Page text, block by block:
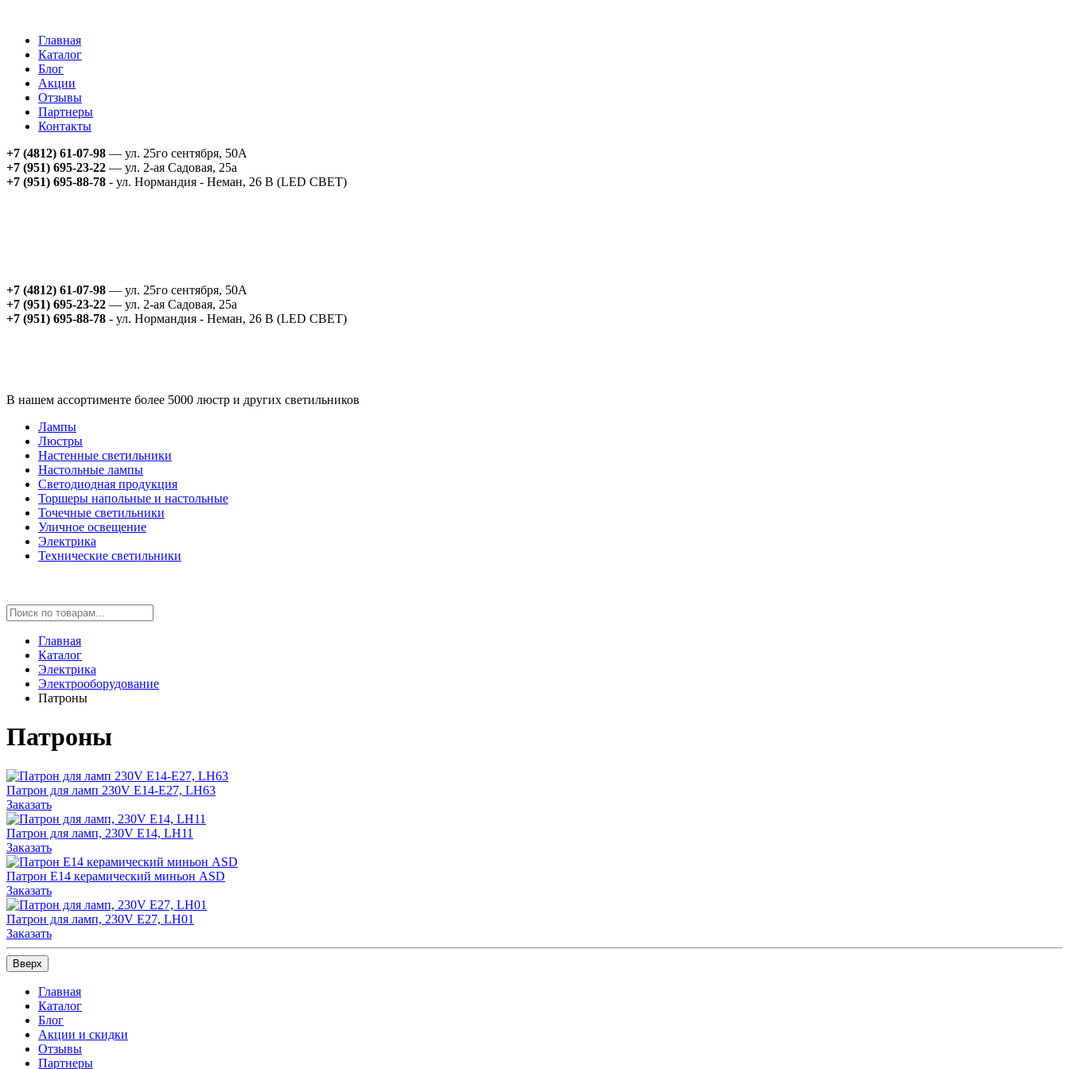
Главная
Каталог
Блог
Акции
Отзывы
Партнеры
Контакты
+7 (4812) 61-07-98 — ул. 25го сентября, 50А
+7 (951) 695-23-22 — ул. 2-ая Садовая, 25а
+7 (951) 695-88-78 - ул. Нормандия - Неман, 26 В (LED СВЕТ)
+7 (4812) 61-07-98 — ул. 25го сентября, 50А
+7 (951) 695-23-22 — ул. 2-ая Садовая, 25а
+7 (951) 695-88-78 - ул. Нормандия - Неман, 26 В (LED СВЕТ)
В нашем ассортименте более 5000 люстр и других светильников
Лампы
Люстры
Настенные светильники
Настольные лампы
Светодиодная продукция
Торшеры напольные и настольные
Точечные светильники
Уличное освещение
Электрика
Технические светильники
Главная
Каталог
Электрика
Электрооборудование
Патроны
Патроны
Патрон для ламп 230V Е14-Е27, LH63
Заказать
Патрон для ламп, 230V E14, LH11
Заказать
Патрон Е14 керамический миньон ASD
Заказать
Патрон для ламп, 230V E27, LH01
Заказать
Вверх
Главная
Каталог
Блог
Акции и скидки
Отзывы
Партнеры